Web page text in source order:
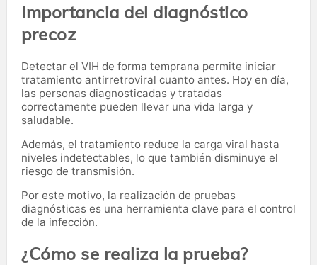
Importancia del diagnóstico
precoz
Detectar el VIH de forma temprana permite iniciar
tratamiento antirretroviral cuanto antes. Hoy en día,
las personas diagnosticadas y tratadas
correctamente pueden llevar una vida larga y
saludable.
Además, el tratamiento reduce la carga viral hasta
niveles indetectables, lo que también disminuye el
riesgo de transmisión.
Por este motivo, la realización de pruebas
diagnósticas es una herramienta clave para el control
de la infección.
¿Cómo se realiza la prueba?